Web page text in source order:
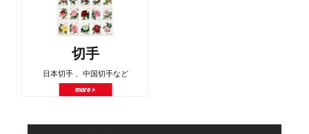
切手
日本切手 、中国切手など
more >